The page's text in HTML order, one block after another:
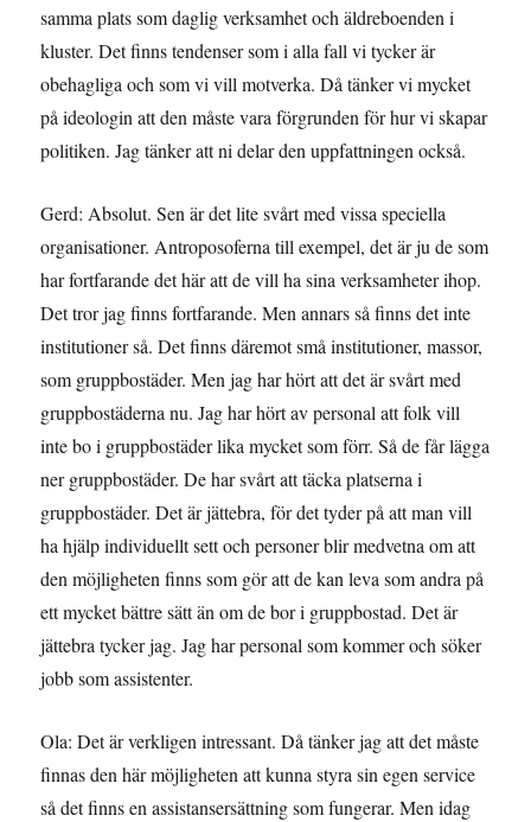
samma plats som daglig verksamhet och äldreboenden i
kluster. Det finns tendenser som i alla fall vi tycker är
obehagliga och som vi vill motverka. Då tänker vi mycket
på ideologin att den måste vara förgrunden för hur vi skapar
politiken. Jag tänker att ni delar den uppfattningen också.
Gerd: Absolut. Sen är det lite svårt med vissa speciella
organisationer. Antroposoferna till exempel, det är ju de som
har fortfarande det här att de vill ha sina verksamheter ihop.
Det tror jag finns fortfarande. Men annars så finns det inte
institutioner så. Det finns däremot små institutioner, massor,
som gruppbostäder. Men jag har hört att det är svårt med
gruppbostäderna nu. Jag har hört av personal att folk vill
inte bo i gruppbostäder lika mycket som förr. Så de får lägga
ner gruppbostäder. De har svårt att täcka platserna i
gruppbostäder. Det är jättebra, för det tyder på att man vill
ha hjälp individuellt sett och personer blir medvetna om att
den möjligheten finns som gör att de kan leva som andra på
ett mycket bättre sätt än om de bor i gruppbostad. Det är
jättebra tycker jag. Jag har personal som kommer och söker
jobb som assistenter.
Ola: Det är verkligen intressant. Då tänker jag att det måste
finnas den här möjligheten att kunna styra sin egen service
så det finns en assistansersättning som fungerar. Men idag